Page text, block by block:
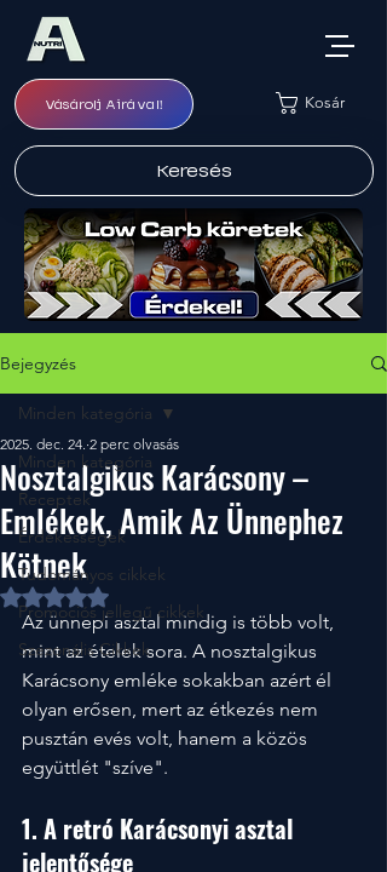
Vásárolj Airával! Kosár
Keresés
Bejegyzés
Minden kategória
Receptek
Érdekességek
Tudományos cikkek
Promociós jellegű cikkek
Szezonális Cikkek
Minden kategória
Nosztalgikus Karácsony –
Emlékek, Amik Az Ünnephez
Kötnek
2025. dec. 24. 2 perc olvasás
NaN csillagot kapott az 5-ből.
Az ünnepi asztal mindig is több volt,
mint az ételek sora. A nosztalgikus
Karácsony emléke sokakban azért él
olyan erősen, mert az étkezés nem
pusztán evés volt, hanem a közös
együttlét "szíve".
1. A retró Karácsonyi asztal
jelentősége